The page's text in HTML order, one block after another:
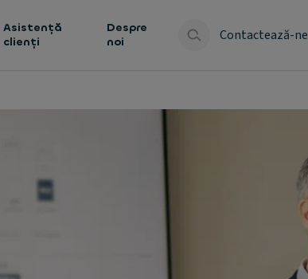
Asistență
clienți
Despre
noi
Contactează-ne